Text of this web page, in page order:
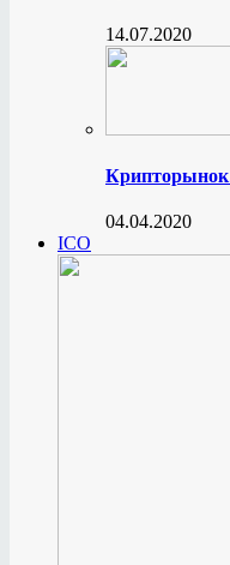
14.07.2020
Крипторынок
04.04.2020
ICO